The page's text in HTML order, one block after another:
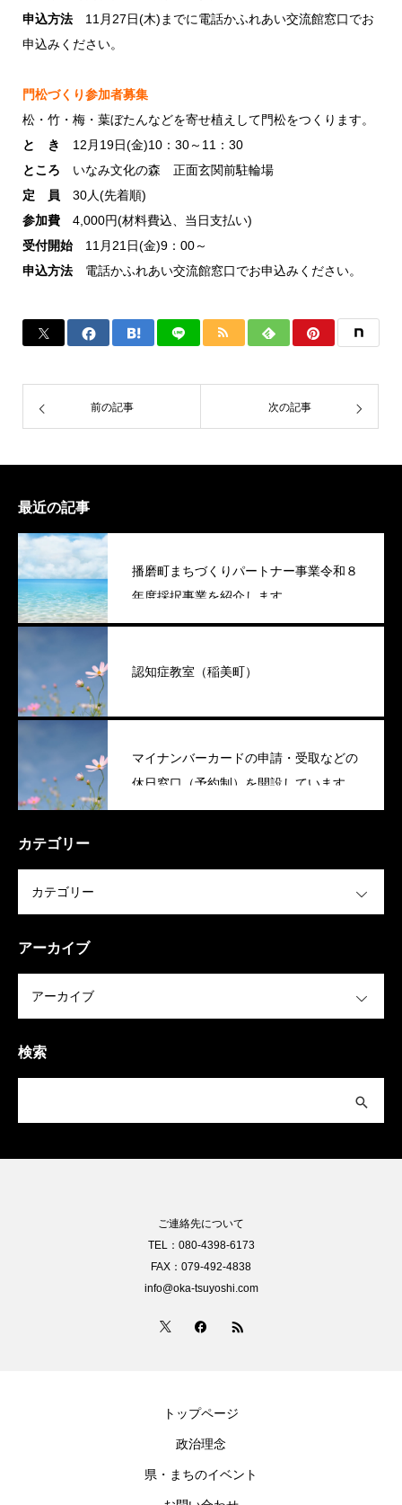
申込方法 11月27日(木)までに電話かふれあい交流館窓口でお
申込みください。
門松づくり参加者募集
松・竹・梅・葉ぼたんなどを寄せ植えして門松をつくります。
と き
12月19日(金)10：30～11：30
ところ いなみ文化の森 正面玄関前駐輪場
定 員 30人(先着順)
参加費 4,000円(材料費込、当日支払い)
受付開始11月21日(金)9：00～
申込方法 電話かふれあい交流館窓口でお申込みください。
前の記事 次の記事
最近の記事
播磨町まちづくりパートナー事業令和８
年度採択事業を紹介します
認知症教室（稲美町）
マイナンバーカードの申請・受取などの
休日窓口（予約制）を開設しています
（稲美町）
カテゴリー
アーカイブ
検索
ご連絡先について
TEL：080-4398-6173
FAX：079-492-4838
info@oka-tsuyoshi.com
トップページ
政治理念
県・まちのイベント